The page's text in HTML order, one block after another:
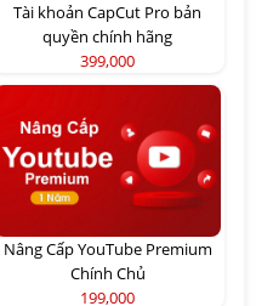
Tài khoản CapCut Pro bản
quyền chính hãng
399,000
Nâng Cấp YouTube Premium
Chính Chủ
199,000